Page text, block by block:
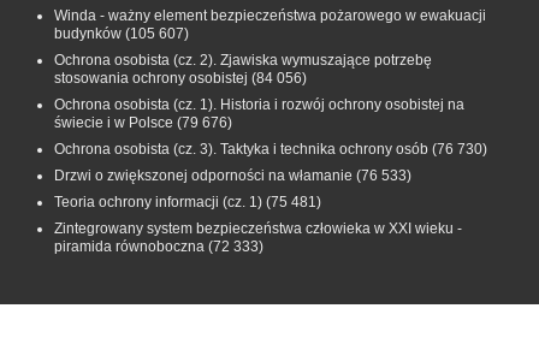
Winda - ważny element bezpieczeństwa pożarowego w ewakuacji
budynków (105 607)
Ochrona osobista (cz. 2). Zjawiska wymuszające potrzebę
stosowania ochrony osobistej (84 056)
Ochrona osobista (cz. 1). Historia i rozwój ochrony osobistej na
świecie i w Polsce (79 676)
Ochrona osobista (cz. 3). Taktyka i technika ochrony osób (76 730)
Drzwi o zwiększonej odporności na włamanie (76 533)
Teoria ochrony informacji (cz. 1) (75 481)
Zintegrowany system bezpieczeństwa człowieka w XXI wieku -
piramida równoboczna (72 333)